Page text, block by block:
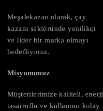
Meşalekazan olarak, çay
kazanı sektöründe yenilikçi
ve lider bir marka olmayı
hedefliyoruz.
Misyonumuz
Müşterilerimize kaliteli, enerji
tasarruflu ve kullanımı kolay